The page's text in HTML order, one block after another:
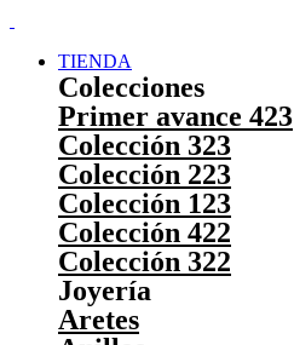
TIENDA
Colecciones
Primer avance 423
Colección 323
Colección 223
Colección 123
Colección 422
Colección 322
Joyería
Aretes